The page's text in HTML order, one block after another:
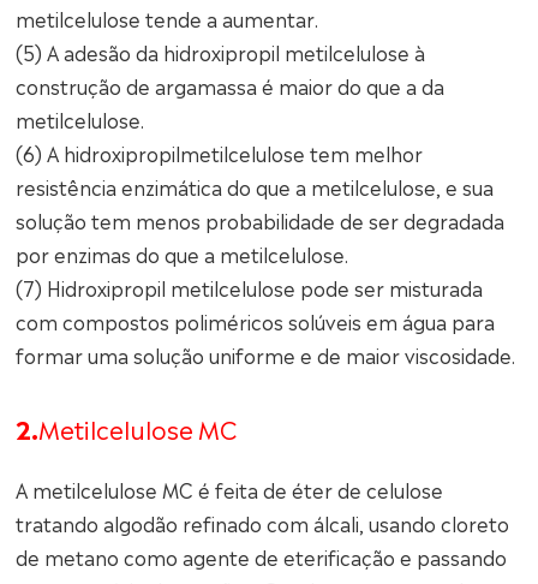
metilcelulose tende a aumentar.
(5) A adesão da hidroxipropil metilcelulose à
construção de argamassa é maior do que a da
metilcelulose.
(6) A hidroxipropilmetilcelulose tem melhor
resistência enzimática do que a metilcelulose, e sua
solução tem menos probabilidade de ser degradada
por enzimas do que a metilcelulose.
(7) Hidroxipropil metilcelulose pode ser misturada
com compostos poliméricos solúveis em água para
formar uma solução uniforme e de maior viscosidade.
2.Metilcelulose MC
A metilcelulose MC é feita de éter de celulose
tratando algodão refinado com álcali, usando cloreto
de metano como agente de eterificação e passando